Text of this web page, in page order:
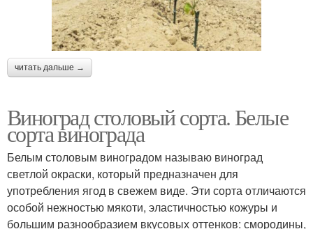
читать дальше →
Виноград столовый сорта. Белые
сорта винограда
Белым столовым виноградом называю виноград
светлой окраски, который предназначен для
употребления ягод в свежем виде. Эти сорта отличаются
особой нежностью мякоти, эластичностью кожуры и
большим разнообразием вкусовых оттенков: смородины,